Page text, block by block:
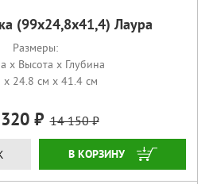
(99х24,8х41,4) Лаура
Размеры:
x Высота x Глубина
x 24.8 см x 41.4 см
14 150
КУПИТЬ